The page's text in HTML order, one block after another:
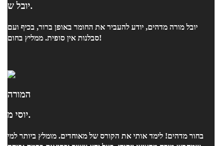
יובל ש.
יובל מורה מדהים, יודע להעביר את החומר באופן ברור, בכיף ועם
סבלנות אין סופית. ממליץ בחום!
המורה
יוסי מ.
בחור מדהים! לימד אותי את הקורס של מאוחדים. מומלץ ביותר למי